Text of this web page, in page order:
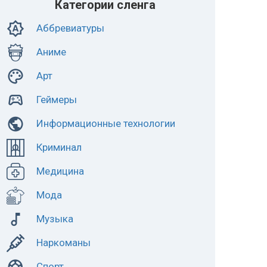
Категории сленга
Аббревиатуры
Аниме
Арт
Геймеры
Информационные технологии
Криминал
Медицина
Мода
Музыка
Наркоманы